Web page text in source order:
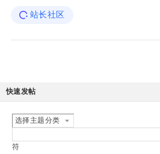
站长社区
快速发帖
选择主题分类
符